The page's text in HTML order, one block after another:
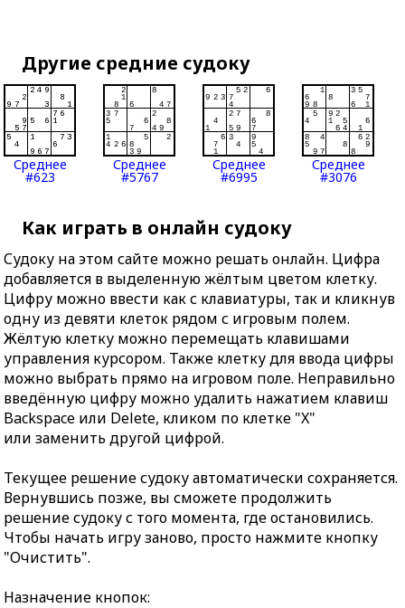
Другие средние судоку
Среднее
#623
Среднее
#5767
Среднее
#6995
Среднее
#3076
Как играть в онлайн судоку
Судоку на этом сайте можно решать онлайн. Цифра
добавляется в выделенную жёлтым цветом клетку.
Цифру можно ввести как с клавиатуры, так и кликнув
одну из девяти клеток рядом с игровым полем.
Жёлтую клетку можно перемещать клавишами
управления курсором. Также клетку для ввода цифры
можно выбрать прямо на игровом поле. Неправильно
введённую цифру можно удалить нажатием клавиш
Backspace или Delete, кликом по клетке "X"
или заменить другой цифрой.
Текущее решение судоку автоматически сохраняется.
Вернувшись позже, вы сможете продолжить
решение судоку с того момента, где остановились.
Чтобы начать игру заново, просто нажмите кнопку
"Очистить".
Назначение кнопок: